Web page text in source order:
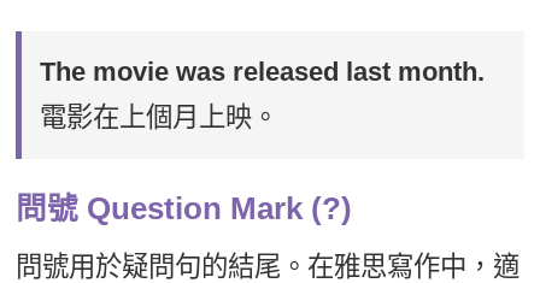
The movie was released last month.
電影在上個月上映。
問號 Question Mark (?)
問號用於疑問句的結尾。在雅思寫作中，適